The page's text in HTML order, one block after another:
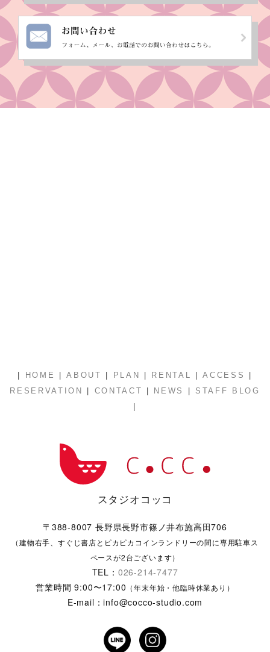
| HOME |ABOUT | PLAN | RENTAL |ACCESS |
RESERVATION | CONTACT | NEWS | STAFF BLOG
|
スタジオコッコ
〒388-8007 長野県長野市篠ノ井布施高田706
（建物右手、すぐじ書店とピカピカコインランドリーの間に専用駐車ス
ペースが2台ございます）
TEL： 026-214-7477
営業時間 9:00〜17:00 （年末年始・他臨時休業あり）
E-mail：info@cocco-studio.com